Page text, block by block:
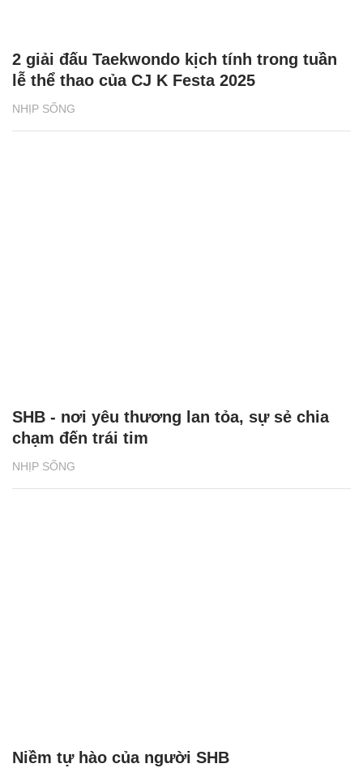
NHỊP SỐNG
2 giải đấu Taekwondo kịch tính trong tuần
lễ thể thao của CJ K Festa 2025
NHỊP SỐNG
SHB - nơi yêu thương lan tỏa, sự sẻ chia
chạm đến trái tim
Niềm tự hào của người SHB